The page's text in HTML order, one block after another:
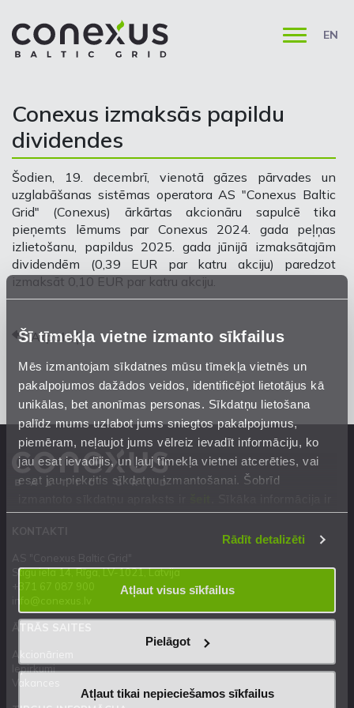
Šī tīmekļa vietne izmanto sīkfailus
Mēs izmantojam sīkdatnes mūsu tīmekļa vietnēs un
pakalpojumos dažādos veidos, identificējot lietotājus kā
unikālas, bet anonīmas personas. Sīkdatņu lietošana
palīdz mums uzlabot jums sniegtos pakalpojumus,
piemēram, neļaujot jums vēlreiz ievadīt informāciju, ko
jau esat ievadījis, un ļauj tīmekļa vietnei atcerēties, vai
esat jau piekritis sīkdatņu izmantošanai. Šobrīd
mūsuPrivātuma atrunā.
Rādīt detalizēti
Atļaut visus sīkfailus
Pielāgot
Atļaut tikai nepieciešamos sīkfailus
EN
Conexus izmaksās papildu
dividendes
Šodien, 19. decembrī, vienotā gāzes pārvades un
uzglabāšanas sistēmas operatora AS "Conexus Baltic
Grid" (Conexus) ārkārtas akcionāru sapulcē tika
pieņemts lēmums par Conexus 2024. gada peļņas
izlietošanu, papildus 2025. gada jūnijā izmaksātajām
dividendēm (0,39 EUR par katru akciju) paredzot
izmaksāt 0,10 EUR par katru akciju.
Atpakaļ
Stigu iela 14, Rīga, LV-1021, Latvija
Iepirkumi